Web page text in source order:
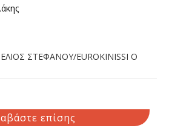
ΣΤΕΦΑΝΟΥ/EUROKINISSI Ο
επίσης